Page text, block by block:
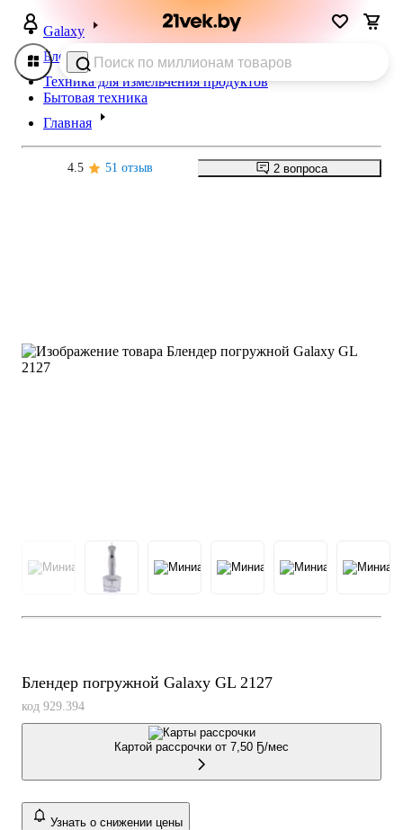
Galaxy
Блендеры
Техника для измельчения продуктов
Бытовая техника
Главная
4.5 51 отзыв 2 вопроса
Блендер погружной Galaxy GL 2127
код 929.394
Картой рассрочки от 7,50 Ҕ/мес
Узнать о снижении цены